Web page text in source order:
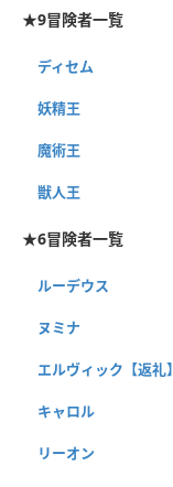
★9冒険者一覧
ディセム
妖精王
魔術王
獣人王
★6冒険者一覧
ルーデウス
ヌミナ
エルヴィック【返礼】
キャロル
リーオン